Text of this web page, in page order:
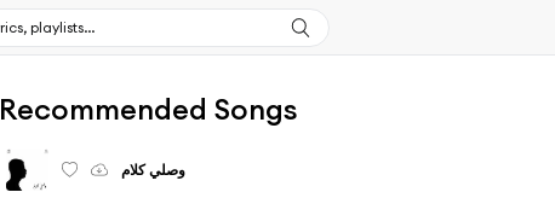
Recommended Songs
وصلي كلام